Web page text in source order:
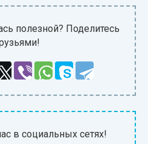
полезной? Поделитесь
в социальных сетях!